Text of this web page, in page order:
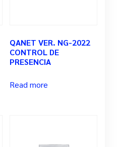
QANET VER. NG-2022
CONTROL DE
PRESENCIA
Read more